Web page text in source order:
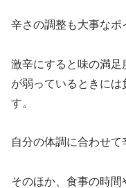
辛さの調整も大事なポ
激辛にすると味の満
が弱っているときには
す。
自分の体調に合わせて
そのほか、食事の時